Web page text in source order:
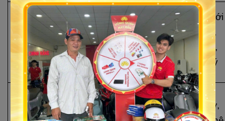
Điểm
Nổi Bật
Thiết kế
châu Âu
sang trọng,
động cơ
mạnh mẽ
Tiết kiệm
điện năng,
thân thiện
với người
sử dụng
Phù hợp với
học sinh,
sinh viên,
giá hợp lý
Tính
Phanh đĩa,
hệ thống
Phanh đĩa,
đèn LED,
Phanh cơ,